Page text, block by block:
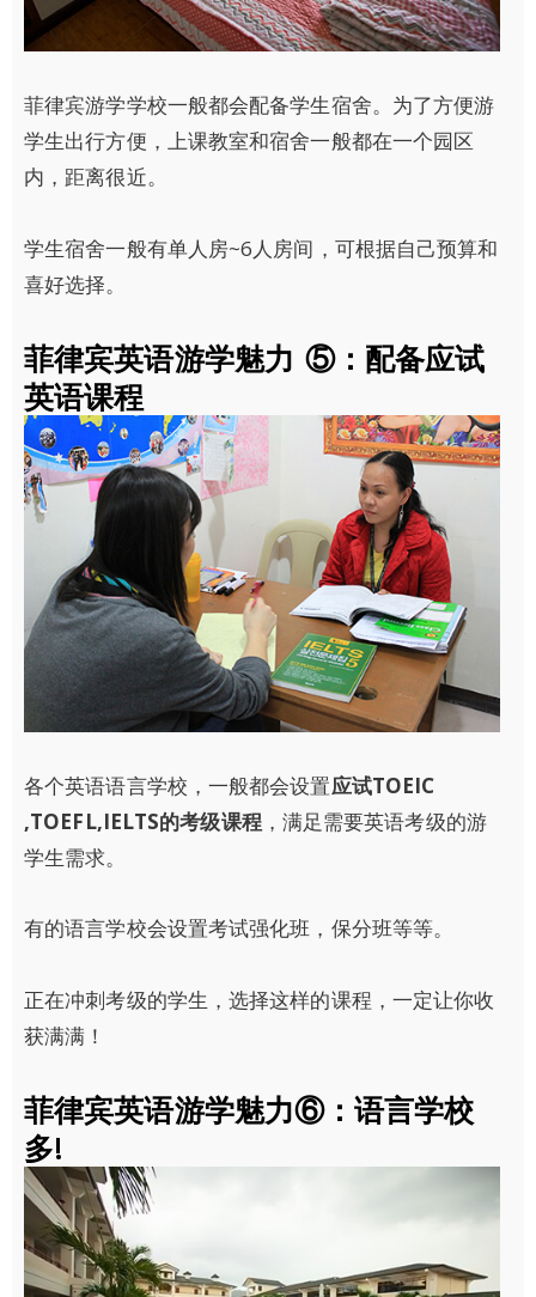
菲律宾游学学校一般都会配备学生宿舍。为了方便游
学生出行方便，上课教室和宿舍一般都在一个园区
内，距离很近。
学生宿舍一般有单人房~6人房间，可根据自己预算和
喜好选择。
菲律宾英语游学魅力 ⑤：配备应试
英语课程
各个英语语言学校，一般都会设置应试TOEIC
,TOEFL,IELTS的考级课程，满足需要英语考级的游
学生需求。
有的语言学校会设置考试强化班，保分班等等。
正在冲刺考级的学生，选择这样的课程，一定让你收
获满满！
菲律宾英语游学魅力⑥：语言学校
多!